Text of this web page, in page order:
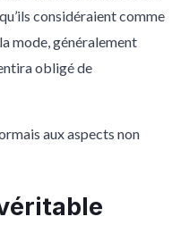
considéraient comme
mode, généralement
obligé de
aux aspects non